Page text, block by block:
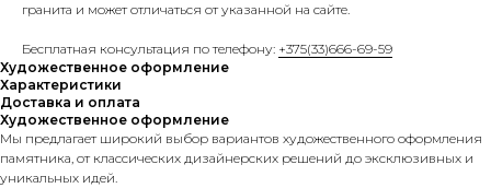
гранита и может отличаться от указанной на сайте.
Бесплатная консультация по телефону: +375(33)666-69-59
Художественное оформление
Характеристики
Доставка и оплата
Художественное оформление
Мы предлагает широкий выбор вариантов художественного оформления
памятника, от классических дизайнерских решений до эксклюзивных и
уникальных идей.